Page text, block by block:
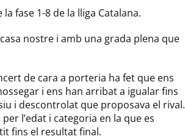
fase 1-8 de la lliga Catalana.
nostre i amb una grada plena que
de cara a porteria ha fet que ens
i ens han arribat a igualar fins
i descontrolat que proposava el rival.
l’edat i categoria en la que es
fins el resultat final.